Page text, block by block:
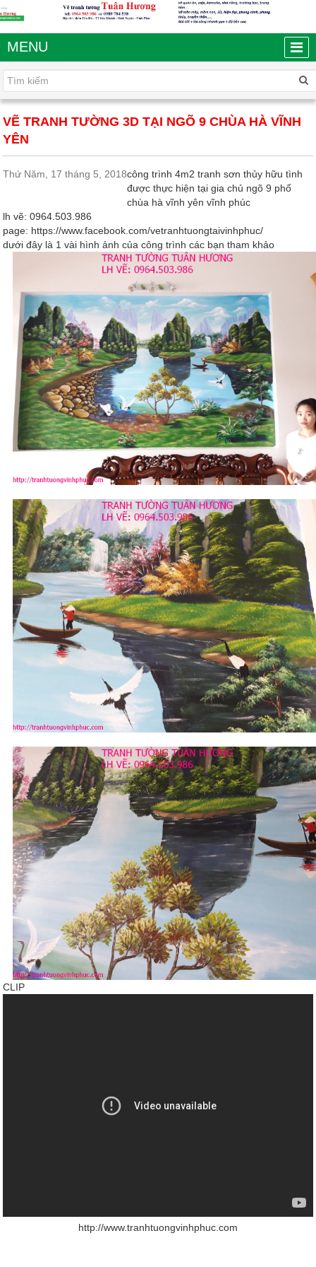
MENU
VẼ TRANH TƯỜNG 3D TẠI NGÕ 9 CHÙA HÀ VĨNH
YÊN
Thứ Năm, 17 tháng 5, 2018công trình 4m2 tranh sơn thủy hữu tình
được thực hiện tại gia chủ ngõ 9 phố
chùa hà vĩnh yên vĩnh phúc
lh vẽ: 0964.503.986
page: https://www.facebook.com/vetranhtuongtaivinhphuc/
dưới đây là 1 vài hình ảnh của công trình các bạn tham khảo
CLIP
http://www.tranhtuongvinhphuc.com